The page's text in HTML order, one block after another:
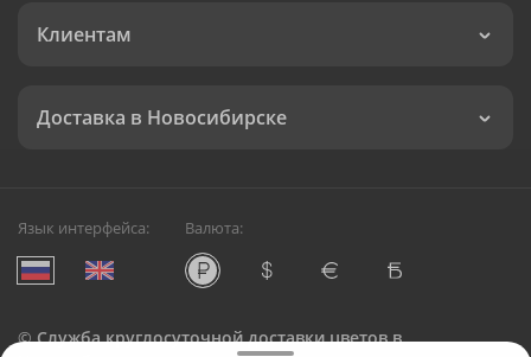
Клиентам
Доставка в Новосибирске
Язык интерфейса: Валюта:
©Служба круглосуточной доставки цветов в